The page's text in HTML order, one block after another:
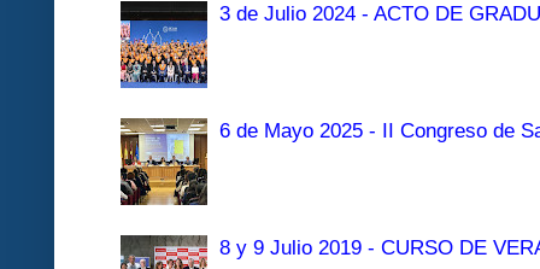
3 de Julio 2024 - ACTO DE
6 de Mayo 2025 - II Congreso de
8 y 9 Julio 2019 - CURSO DE